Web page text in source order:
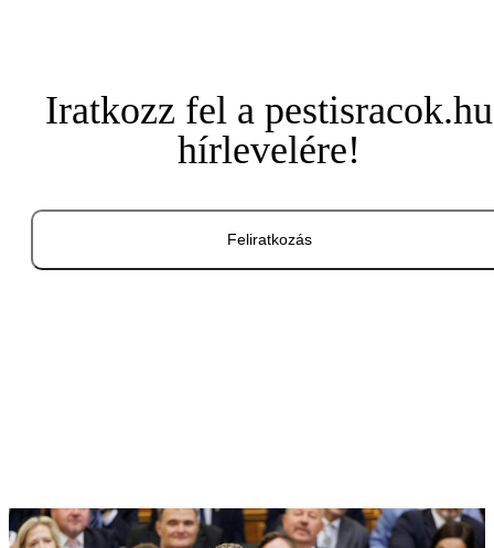
Iratkozz fel a pestisracok.hu
hírlevelére!
Feliratkozás